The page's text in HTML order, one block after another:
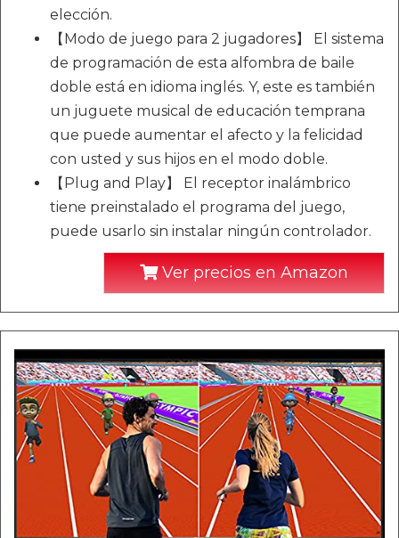
elección.
【Modo de juego para 2 jugadores】 El sistema
de programación de esta alfombra de baile
doble está en idioma inglés. Y, este es también
un juguete musical de educación temprana
que puede aumentar el afecto y la felicidad
con usted y sus hijos en el modo doble.
【Plug and Play】 El receptor inalámbrico
tiene preinstalado el programa del juego,
puede usarlo sin instalar ningún controlador.
Ver precios en Amazon